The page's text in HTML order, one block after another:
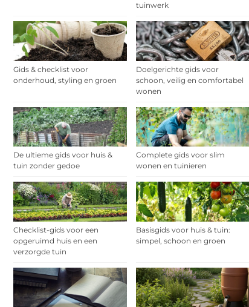
tuinwerk
Gids & checklist voor
onderhoud, styling en groen
Doelgerichte gids voor
schoon, veilig en comfortabel
wonen
De ultieme gids voor huis &
tuin zonder gedoe
Complete gids voor slim
wonen en tuinieren
Checklist-gids voor een
opgeruimd huis en een
verzorgde tuin
Basisgids voor huis & tuin:
simpel, schoon en groen